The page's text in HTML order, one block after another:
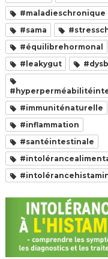
#maladieschronique
#sama
#équilibrehormonal
#leakygut
#immuniténaturelle
#inflammation
#santéintestinale